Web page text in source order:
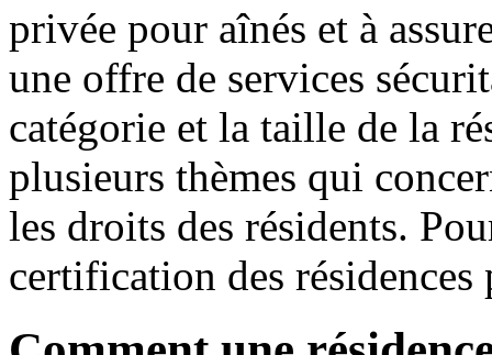
privée pour aînés et à
une offre de services
catégorie et la taille de la
plusieurs thèmes qui
les droits des résidents.
certification des